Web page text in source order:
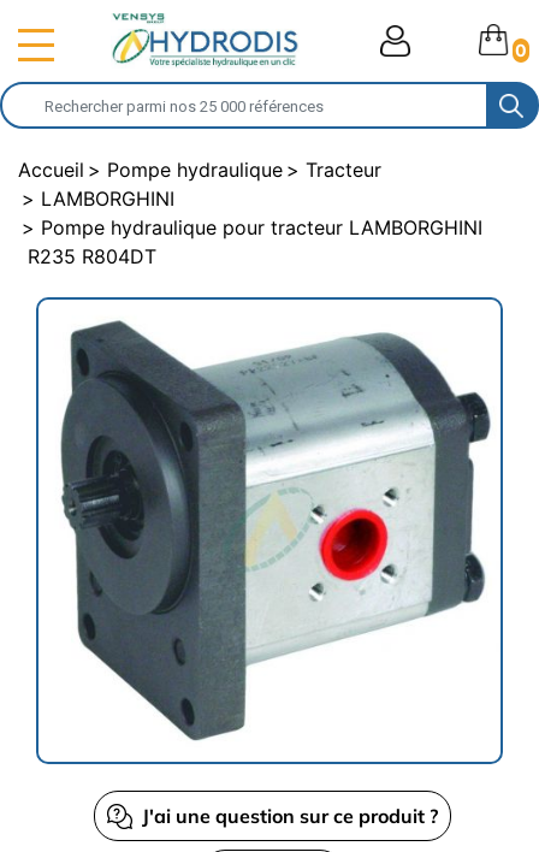
0
Accueil Pompe hydraulique
Tracteur
LAMBORGHINI
Pompe hydraulique pour tracteur LAMBORGHINI
R235 R804DT
J'ai une question sur ce produit ?